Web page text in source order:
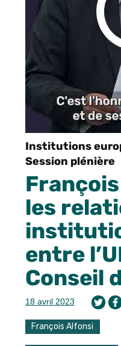
Institutions
Session plénière
les
entre
Conseil
18 avril 2023
François Alfonsi